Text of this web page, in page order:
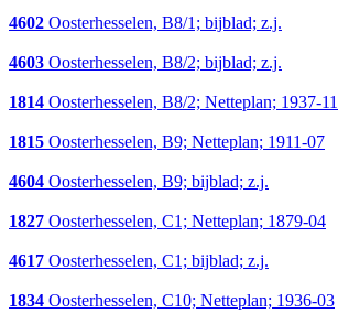
4602 Oosterhesselen, B8/1; bijblad; z.j.
4603 Oosterhesselen, B8/2; bijblad; z.j.
1814 Oosterhesselen, B8/2; Netteplan; 1937-11
1815 Oosterhesselen, B9; Netteplan; 1911-07
4604 Oosterhesselen, B9; bijblad; z.j.
1827 Oosterhesselen, C1; Netteplan; 1879-04
4617 Oosterhesselen, C1; bijblad; z.j.
1834 Oosterhesselen, C10; Netteplan; 1936-03